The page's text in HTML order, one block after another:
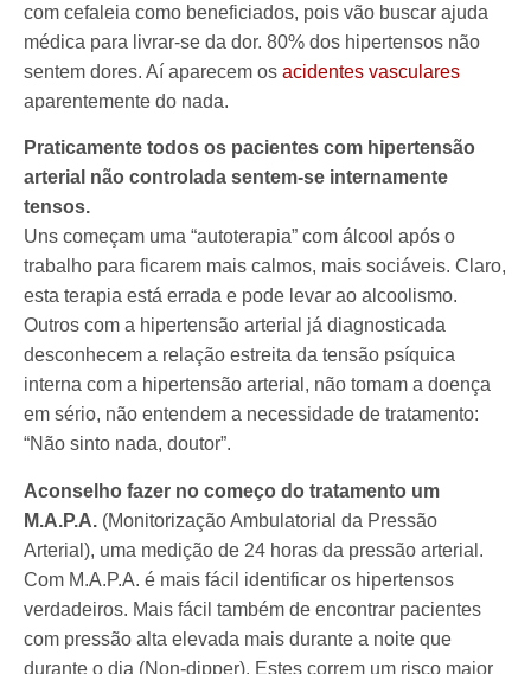
com cefaleia como beneficiados, pois vão buscar ajuda
médica para livrar-se da dor. 80% dos hipertensos não
sentem dores. Aí aparecem os acidentes vasculares
aparentemente do nada.
Praticamente todos os pacientes com hipertensão
arterial não controlada sentem-se internamente
tensos.
Uns começam uma “autoterapia” com álcool após o
trabalho para ficarem mais calmos, mais sociáveis. Claro,
esta terapia está errada e pode levar ao alcoolismo.
Outros com a hipertensão arterial já diagnosticada
desconhecem a relação estreita da tensão psíquica
interna com a hipertensão arterial, não tomam a doença
em sério, não entendem a necessidade de tratamento:
“Não sinto nada, doutor”.
Aconselho fazer no começo do tratamento um
M.A.P.A. (Monitorização Ambulatorial da Pressão
Arterial), uma medição de 24 horas da pressão arterial.
Com M.A.P.A. é mais fácil identificar os hipertensos
verdadeiros. Mais fácil também de encontrar pacientes
com pressão alta elevada mais durante a noite que
durante o dia (Non-dipper). Estes correm um risco maior